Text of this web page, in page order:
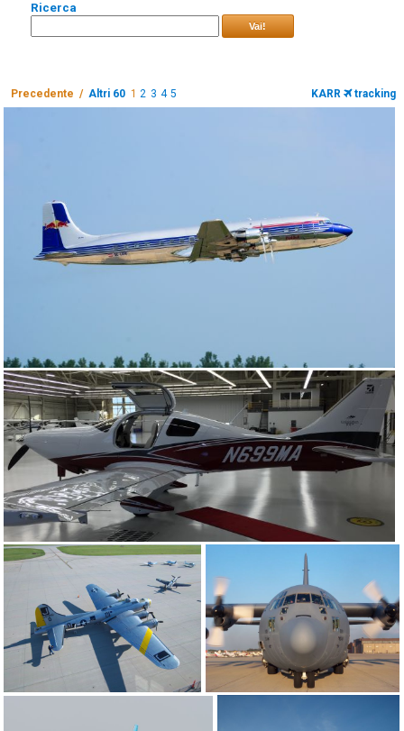
Ricerca
Vai!
Precedente / Altri 60 1 2 3 4 5 KARR tracking